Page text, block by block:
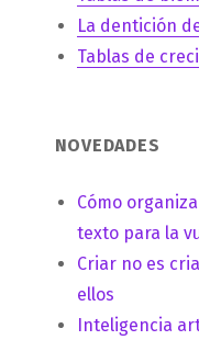
La dentición
Tablas de
NOVEDADES
Cómo
texto para la
Criar no es
ellos
Inteligencia